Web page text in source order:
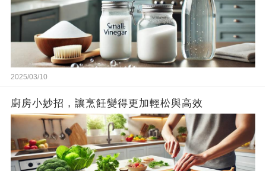
2025/03/10
廚房小妙招，讓烹飪變得更加輕松與高效